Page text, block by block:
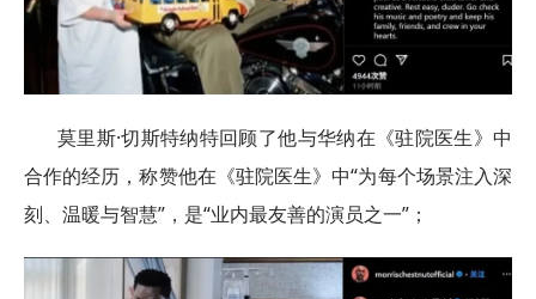
莫里斯·切斯特纳特回顾了他与华纳在《驻院医生》中
合作的经历，称赞他在《驻院医生》中“为每个场景注入深
刻、温暖与智慧”，是“业内最友善的演员之一”；